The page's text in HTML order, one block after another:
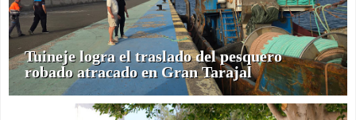
Tuineje logra el traslado del pesquero
robado atracado en Gran Tarajal